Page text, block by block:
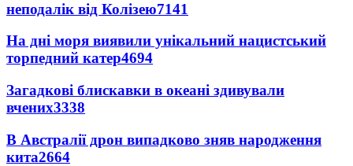
неподалік від Колізею7141
На дні моря виявили унікальний нацистський
торпедний катер4694
Загадкові блискавки в океані здивували
вчених3338
В Австралії дрон випадково зняв народження
кита2664